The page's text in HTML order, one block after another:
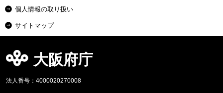
個人情報の取り扱い
サイトマップ
大阪府庁
法人番号：4000020270008